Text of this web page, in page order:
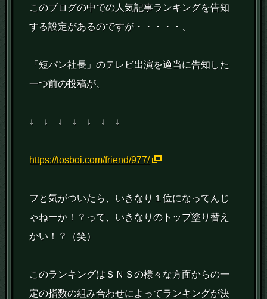
このブログの中での人気記事ランキングを告知
する設定があるのですが・・・・・、
「短パン社長」のテレビ出演を適当に告知した
一つ前の投稿が、
↓ ↓ ↓ ↓ ↓ ↓ ↓
https://tosboi.com/friend/977/
フと気がついたら、いきなり１位になってんじ
ゃねーか！？って、いきなりのトップ塗り替え
かい！？（笑）
このランキングはＳＮＳの様々な方面からの一
定の指数の組み合わせによってランキングが決